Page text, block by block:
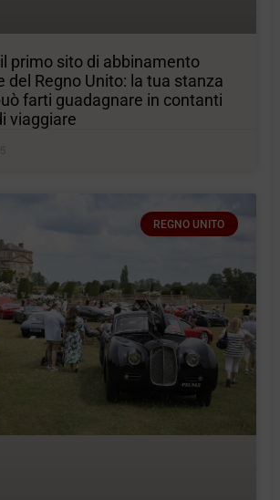
primo sito di abbinamento
del Regno Unito: la tua stanza
farti guadagnare in contanti
viaggiare
REGNO UNITO